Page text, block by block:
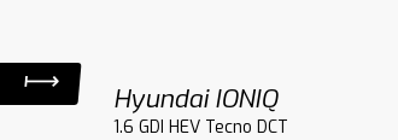
Hyundai IONIQ
1.6 GDI HEV Tecno DCT